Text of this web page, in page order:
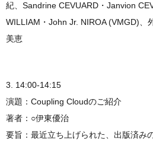
紀、Sandrine CEVUARD・Janvion
WILLIAM・John Jr. NIROA (VMGD)、
美恵
3. 14:00-14:15
演題：Coupling Cloudのご紹介
著者：○伊東優治
要旨：最近立ち上げられた、出版済み